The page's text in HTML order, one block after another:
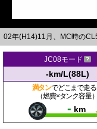
02年(H14)11月、MC時の
JC08モード
-km/L(88L)
満タンでどこまで走る
（燃費×タンク容量）
- km